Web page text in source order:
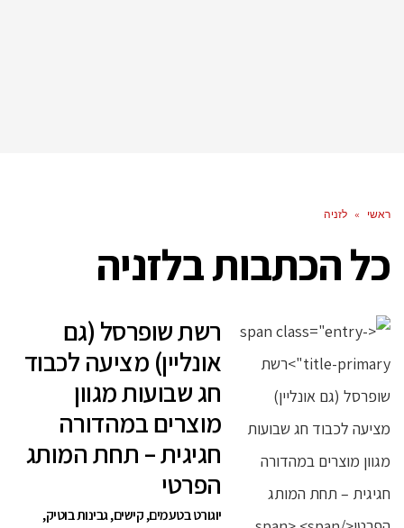
ראשי » לזניה
כל הכתבות בלזניה
רשת שופרסל (גם
אונליין) מציעה לכבוד
חג שבועות מגוון
מוצרים במהדורה
חגיגית – תחת המותג
הפרטי
יוגורט בטעמים, קישים, גבינות בוטיק,